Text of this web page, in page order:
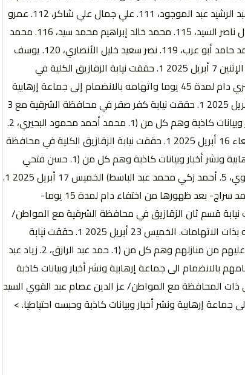
الله ربيع خضر محمد، 109. عبد الناصر عمران بدران سيد، 110. عصام جمال عبد الرشيد عبد الموجود، 111. علي جمال علي شاكر، 112. عمرو
محمد محمد عبد العاطي، 113. محمد إبراهيم عبد الغفار، 114. محمد جمال ناصر السيد، 115. محمد خالد إبراهيم محمد سيد، 116. محمد
يونس محمد محمود عليان، 117. محمود محمد داود حسن، 118. نزيه أحمد حامد أبو عرب، 119. نصر سعيد خليل الأنصاري، 120. يوسف
عبد السلام سيد جابر، 121. يوسف نجاح الدين أحمد عوض) – النيابة العامة الإثنين 7 أبريل 2025 1. حققت نيابة الزقازيق الكلية في
محافظة الشرقية مع المواطن/ هشام وحيد عقب ظهوره من اختفاء قسري دام لمدة 45 يوما واتهامه بالانضمام إلى جماعة إرهابية
ونشر أخبار وبيانات كاذبة وحبسه احتياطيا على ذمة التحقيقات. الثلاثاء 15 أبريل 2025 1. حققت نيابة كفر صقر في محافظة الشرقية مع 3
مواطنين بعد تدويرهم واتهامهم بالانضمام إلى جماعة إرهابية ونشر أخبار وبيانات كاذبة وهم كل من (1. محمد أحمد محمود البحيري، 2.
عمر عوض أحمد الشاذلي، 3. رضا محمد السيد) وحبسهم لمد 15 يوما. الأربعاء 16 أبريل 2025 1. حققت نيابة الزقازيق الكلية في محافظة
الشرقية مع 5 مواطنين بعد تدويرهم و اتهامهم بالانضمام إلى جماعة إرهابية ونشر أخبار وبيانات كاذبة وهم كل من (1. حسن فتحي
الطيب، 2. أحمد عاطف عبد الستار، 3. يوسف محمود عبده، 4. محمد الشبراوي، 5. أحمد زكي محمد عبد الباسط) الخميس 17 أبريل 2025 1.
حققت نيابة مركز الحسينية في محافظة الشرقية مع المواطنة/ أميرة محمد سراج- بعد ظهورها من اختفاء دام لمدة 15 يوما-
إلى جماعة إرهابية ونشر أخبار وبيانات كاذبة. 2. حققت نيابة قسم ثان الزقازيق في محافظة الشرقية مع المواطن/
عصام رأفت عبد الحميد- بعد ظهوره من اختفاء دام لمدة 4 أيام- واتهامه بذات الاتهامات. الخميس 23 أبريل 2025 1. حققت نيابة
العاشر من رمضان في محافظة الشرقية مع 5 مواطنين بعد إلقاء القبض عليهم من منازلهم وهم كل من (1. حمد عبد الرازق، 2. زياد عبد
5. عبد الرحمن محمد) واتهامهم بالانضمام الى جماعة إرهابية ونشر أخبار وبيانات كاذبة
نيابة الزقازيق الكلية في ذات المحافظة مع المواطن/ عز الدين عصام عبد القوي السيد